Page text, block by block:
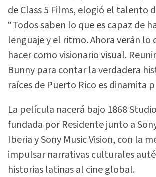
de Class 5 Films, elogió el talento
“Todos saben lo que es capaz de
lenguaje y el ritmo. Ahora verán lo
hacer como visionario visual.
Bunny para contar la verdadera
raíces de Puerto Rico es dinamita
La película nacerá bajo 1868
fundada por Residente junto a
Iberia y Sony Music Vision, con la
impulsar narrativas culturales
historias latinas al cine global.